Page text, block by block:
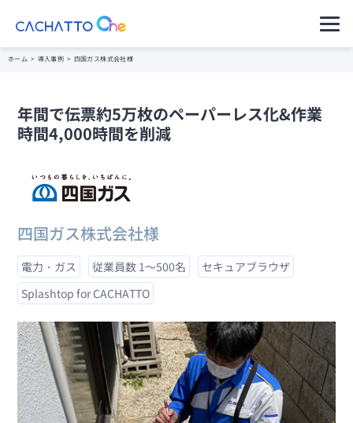
CACHATTO
Oneとは
製品ラインア
ップ
高水準のセキ
ュリティ
自治体のご担
当者様へ
金融・保険業
界のご担当者
様へ
セキュアコン
テナ AD
アント
ニンジャコネ
クト VPN
VPN機器をインターネットに
公開しないセキュアなVPN
クトップ
お得な料金体系でシンプル機
能リモートデスクトップ
Splashtop for
CACHATTO
セキュリティも便利機能も充
実リモートデスクトップ
導入イメージ
コネクター仕
様
CACHATTO
はこちら
料金プラン・購
入の流れ
パートナー一覧
運用ご担当者様（管理者様）
ホーム > 導入事例 > 四国ガス株式会社様
年間で伝票約5万枚のペーパーレス化&作業
時間4,000時間を削減
四国ガス株式会社様
電力・ガス 従業員数 1～500名
セキュアブラウザ
Splashtop for CACHATTO